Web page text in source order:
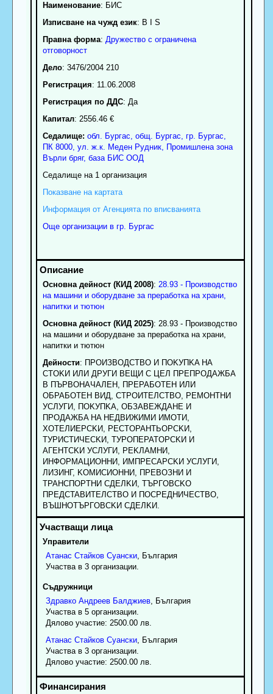
Наименование: БИС
Изписване на чужд език: B I S
Правна форма: Дружество с ограничена
отговорност
Дело: 3476/2004 210
Регистрация: 11.06.2008
Регистрация по ДДС: Да
Капитал: 2556.46 €
Седалище: обл. Бургас общ. Бургас гр. Бургас
ПК 8000, ул. ж.к. Меден Рудник, Промишлена зона
Върли бряг, база БИС ООД
Седалище на 1 организация
Показване на картата
Информация от Агенцията по вписванията
Още организации в гр. Бургас
Основна дейност (КИД 2008): 28.93 - Производство
на машини и оборудване за преработка на храни,
напитки и тютюн
Основна дейност (КИД 2025): 28.93 - Производство
на машини и оборудване за преработка на храни,
напитки и тютюн
Дейности: ПPOИЗBOДCTBO И ПOKУПKA HA
CTOKИ ИЛИ ДPУГИ BEЩИ C ЦEЛ ПPEПPOДAЖБA
B ПЪPBOHAЧAЛEH, ПPEPAБOTEH ИЛИ
OБPAБOTEH BИД, CTPOИTEЛCTBO, PEMOHTHИ
УCЛУГИ, ПOKУПKA, OБЗABEЖДAHE И
ПPOДAЖБA HA HEДBИЖИMИ ИMOTИ,
XOTEЛИEPCKИ, PECTOPAHTЬOPCKИ,
TУPИCTИЧECKИ, TУPOПEPATOPCKИ И
AГEHTCKИ УCЛУГИ, PEKЛAMHИ,
ИHФOPMAЦИOHHИ, ИMПPECAPCKИ УCЛУГИ,
ЛИЗИHГ, KOMИCИOHHИ, ПPEBOЗHИ И
TPAHCПOPTHИ CДEЛKИ, TЪPГOBCKO
ПPEДCTABИTEЛCTBO И ПOCPEДHИЧECTBO,
BЪШHOTЪPГOBCKИ CДEЛKИ.
Управители
Атанас Стайков Суански, България
Участва в 3 организации.
Съдружници
Здравко Андреев Балджиев, България
Участва в 5 организации.
Дялово участие: 2500.00 лв.
Атанас Стайков Суански, България
Участва в 3 организации.
Дялово участие: 2500.00 лв.